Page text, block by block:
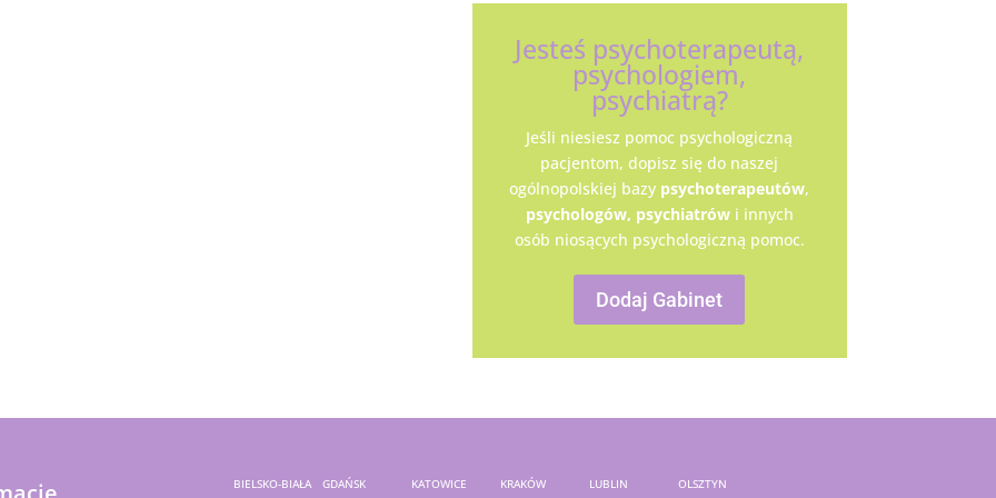
Jesteś psychoterapeutą,
psychologiem,
psychiatrą?
Jeśli niesiesz pomoc psychologiczną
pacjentom, dopisz się do naszej
ogólnopolskiej bazy psychoterapeutów,
psychologów, psychiatrówi innych
osób niosących psychologiczną pomoc.
Dodaj Gabinet
BIELSKO-BIAŁA GDAŃSK KATOWICE KRAKÓW LUBLIN OLSZTYN